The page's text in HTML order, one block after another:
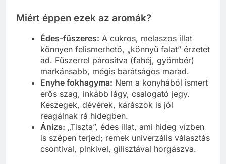
Miért éppen ezek az aromák?
Édes-fűszeres: A cukros, melaszos illat
könnyen felismerhető, „könnyű falat” érzetet
ad. Fűszerrel párosítva (fahéj, gyömbér)
markánsabb, mégis barátságos marad.
Enyhe fokhagyma: Nem a konyhából ismert
erős szag, inkább lágy, csalogató jegy.
Keszegek, dévérek, kárászok is jól
reagálnak rá hidegben.
Ánizs: „Tiszta”, édes illat, ami hideg vízben
is szépen terjed; remek univerzális választás
csontival, pinkivel, gilisztával horgászva.